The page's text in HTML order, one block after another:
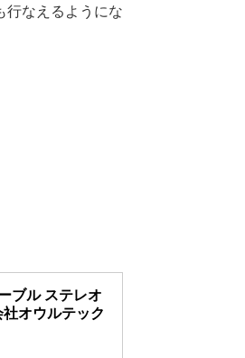
なえるようにな
ブル ステレオ
オウルテック